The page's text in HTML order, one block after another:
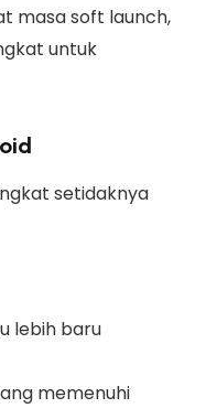
masa soft launch,
untuk
setidaknya
lebih baru
memenuhi